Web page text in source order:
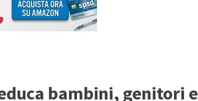
bambini, genitori e